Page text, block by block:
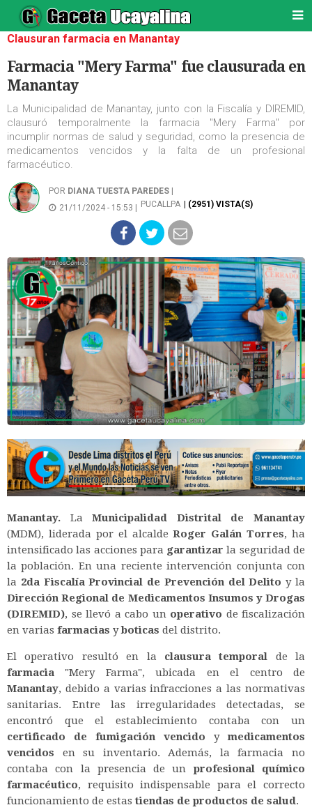
Clausuran farmacia en Manantay
Farmacia "Mery Farma" fue clausurada en
Manantay
La Municipalidad de Manantay, junto con la Fiscalía y DIREMID,
clausuró temporalmente la farmacia "Mery Farma" por
incumplir normas de salud y seguridad, como la presencia de
medicamentos vencidos y la falta de un profesional
farmacéutico.
POR DIANA TUESTA PAREDES
21/11/2024 - 15:53 |
PUCALLPA | (2951) VISTA(S)
Manantay. LaMunicipalidad Distrital de Manantay
(MDM), liderada por el alcaldeRoger Galán Torres, ha
intensificado las acciones para garantizar la seguridad de
la población. En una reciente intervención conjunta con
la 2da Fiscalía Provincial de Prevención del Delito y la
Dirección Regional de Medicamentos Insumos y Drogas
(DIREMID), se llevó a cabo un operativo de fiscalización
en varias farmacias yboticas del distrito.
El operativo resultó en la clausura temporal de la
farmacia "Mery Farma", ubicada en el centro de
Manantay, debido a varias infracciones a las normativas
sanitarias. Entre las irregularidades detectadas, se
encontró que el establecimiento contaba con un
certificado de fumigación vencido ymedicamentos
vencidos en su inventario. Además, la farmacia no
contaba con la presencia de un profesional químico
farmacéutico, requisito indispensable para el correcto
funcionamiento de estas tiendas de productos de salud.